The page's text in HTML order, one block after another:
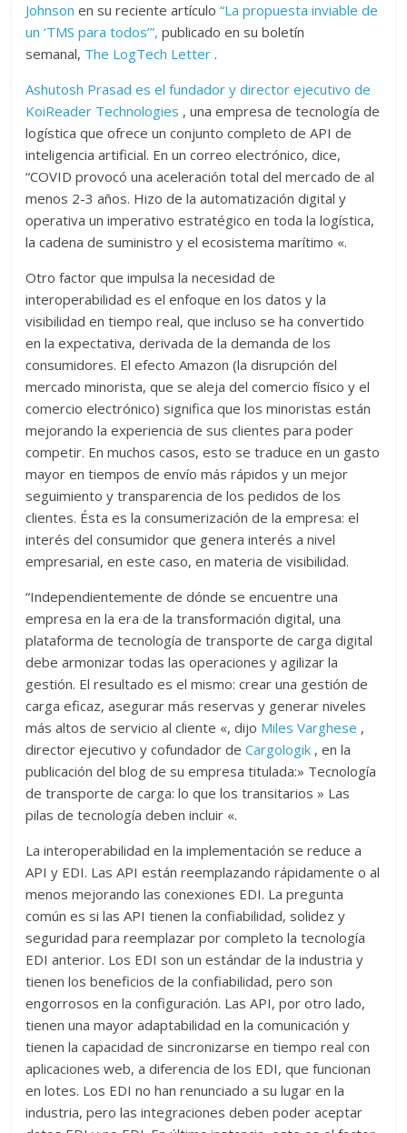
Johnson en su reciente artículo“La propuesta inviable de
un ‘TMS para todos’”, publicado en su boletín
semanal, The LogTech Letter .
Ashutosh Prasad es el fundador y director ejecutivo de
KoiReader Technologies , una empresa de tecnología de
logística que ofrece un conjunto completo de API de
inteligencia artificial. En un correo electrónico, dice,
“COVID provocó una aceleración total del mercado de al
menos 2-3 años. Hizo de la automatización digital y
operativa un imperativo estratégico en toda la logística,
la cadena de suministro y el ecosistema marítimo «.
Otro factor que impulsa la necesidad de
interoperabilidad es el enfoque en los datos y la
visibilidad en tiempo real, que incluso se ha convertido
en la expectativa, derivada de la demanda de los
consumidores. El efecto Amazon (la disrupción del
mercado minorista, que se aleja del comercio físico y el
comercio electrónico) significa que los minoristas están
mejorando la experiencia de sus clientes para poder
competir. En muchos casos, esto se traduce en un gasto
mayor en tiempos de envío más rápidos y un mejor
seguimiento y transparencia de los pedidos de los
clientes. Ésta es la consumerización de la empresa: el
interés del consumidor que genera interés a nivel
empresarial, en este caso, en materia de visibilidad.
“Independientemente de dónde se encuentre una
empresa en la era de la transformación digital, una
plataforma de tecnología de transporte de carga digital
debe armonizar todas las operaciones y agilizar la
gestión. El resultado es el mismo: crear una gestión de
carga eficaz, asegurar más reservas y generar niveles
más altos de servicio al cliente «, dijo Miles Varghese ,
director ejecutivo y cofundador deCargologik , en la
publicación del blog de su empresa titulada:» Tecnología
de transporte de carga: lo que los transitarios » Las
pilas de tecnología deben incluir «.
La interoperabilidad en la implementación se reduce a
API y EDI. Las API están reemplazando rápidamente o al
menos mejorando las conexiones EDI. La pregunta
común es si las API tienen la confiabilidad, solidez y
seguridad para reemplazar por completo la tecnología
EDI anterior. Los EDI son un estándar de la industria y
tienen los beneficios de la confiabilidad, pero son
engorrosos en la configuración. Las API, por otro lado,
tienen una mayor adaptabilidad en la comunicación y
tienen la capacidad de sincronizarse en tiempo real con
aplicaciones web, a diferencia de los EDI, que funcionan
en lotes. Los EDI no han renunciado a su lugar en la
industria, pero las integraciones deben poder aceptar